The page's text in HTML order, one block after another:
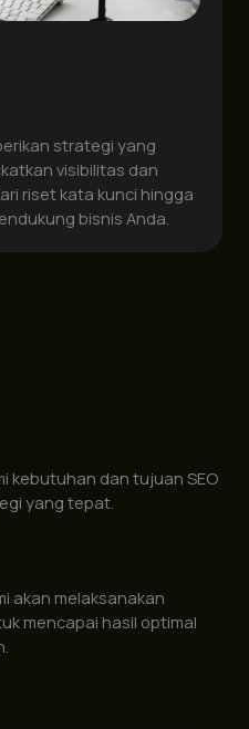
strategi yang
visibilitas dan
riset kata kunci hingga
bisnis Anda.
kebutuhan dan tujuan SEO
yang tepat.
akan melaksanakan
mencapai hasil optimal